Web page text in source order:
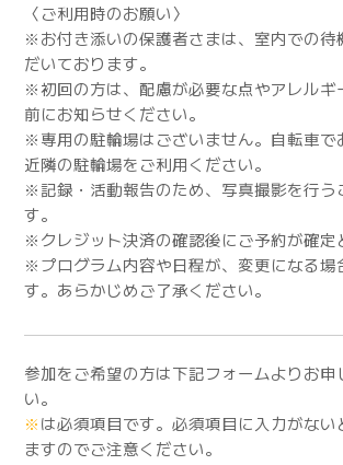
〈ご利用時のお願い〉
※お付き添いの保護者さまは、室内での待
だいております。
※初回の方は、配慮が必要な点やアレルギ
前にお知らせください。
※専用の駐輪場はございません。自転車で
近隣の駐輪場をご利用ください。
※記録・活動報告のため、写真撮影を行う
す。
※クレジット決済の確認後にご予約が確定
※プログラム内容や日程が、変更になる場
す。あらかじめご了承ください。
参加をご希望の方は下記フォームよりお申
い。
※は必須項目です。必須項目に入力がない
ますのでご注意ください。